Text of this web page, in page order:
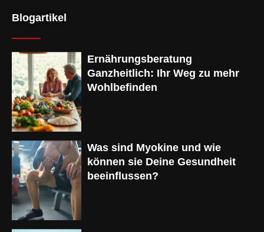
Blogartikel
Ernährungsberatung
Ganzheitlich: Ihr Weg zu mehr
Wohlbefinden
Was sind Myokine und wie
können sie Deine Gesundheit
beeinflussen?